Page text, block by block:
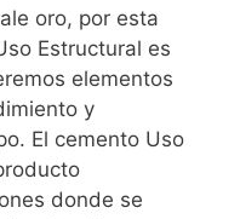
oro, por esta
Estructural es
elementos
y
El cemento Uso
donde se